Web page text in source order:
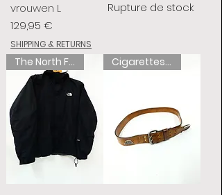
vrouwen L
Prix
129,95 €
SHIPPING & RETURNS
Rupture de stock
The North Face Cigarettes de chameau